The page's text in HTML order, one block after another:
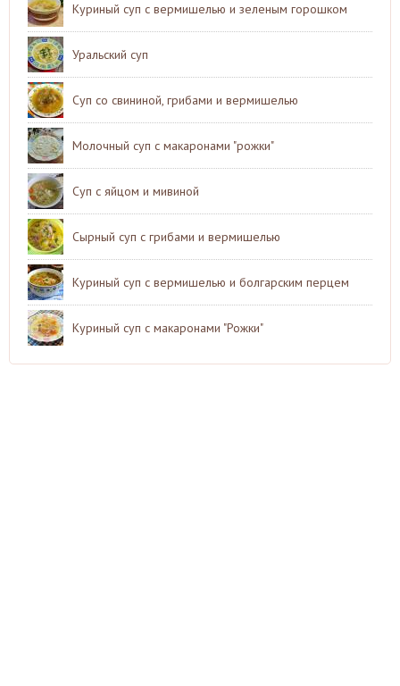
Куриный суп с вермишелью и зеленым горошком
Уральский суп
Суп со свининой, грибами и вермишелью
Молочный суп с макаронами "рожки"
Суп с яйцом и мивиной
Сырный суп с грибами и вермишелью
Куриный суп с вермишелью и болгарским перцем
Куриный суп с макаронами "Рожки"